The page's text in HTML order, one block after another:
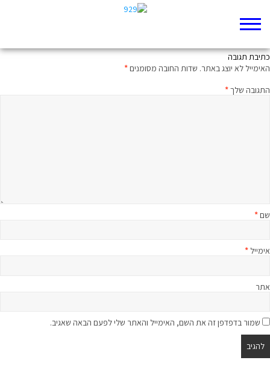
כתיבת תגובה
האימייל לא יוצג באתר. שדות החובה מסומנים*
התגובה שלך*
שם*
אימייל *
אתר
שמור בדפדפן זה את השם, האימייל והאתר שלי לפעם הבאה שאגיב.